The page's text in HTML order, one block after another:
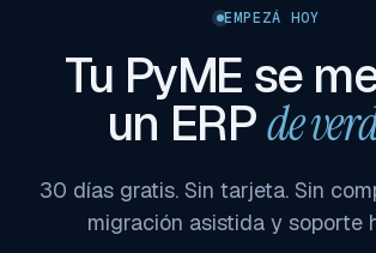
EMPEZÁ HOY
Tu PyME se
un ERPde
30 días gratis. Sin tarjeta. Sin
migración asistida y soporte